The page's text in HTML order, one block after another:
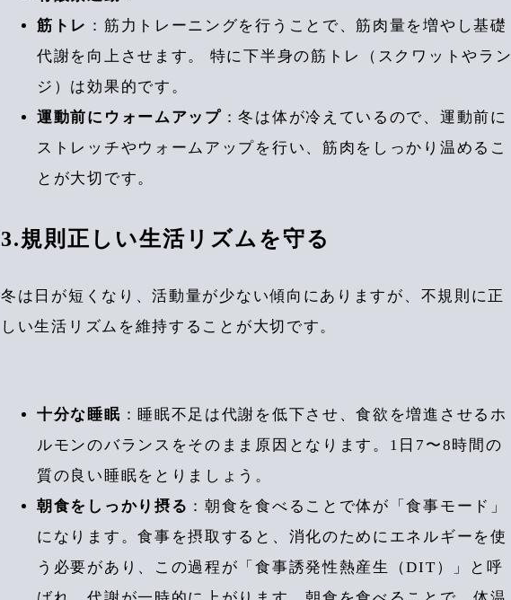
筋トレ ：筋力トレーニングを行うことで、筋肉量を増やし基礎
代謝を向上させます。 特に下半身の筋トレ（スクワットやラン
ジ）は効果的です。
運動前にウォームアップ ：冬は体が冷えているので、運動前に
ストレッチやウォームアップを行い、筋肉をしっかり温めるこ
とが大切です。
3.規則正しい生活リズムを守る
冬は日が短くなり、活動量が少ない傾向にありますが、不規則に正
しい生活リズムを維持することが大切です。
十分な睡眠 ：睡眠不足は代謝を低下させ、食欲を増進させるホ
ルモンのバランスをそのまま原因となります。1日7〜8時間の
質の良い睡眠をとりましょう。
朝食をしっかり摂る ：朝食を食べることで体が「食事モード」
になります。食事を摂取すると、消化のためにエネルギーを使
う必要があり、この過程が「食事誘発性熱産生（DIT）」と呼